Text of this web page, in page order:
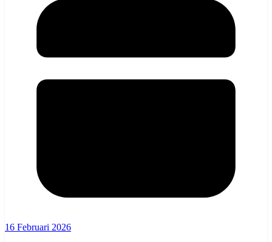
16 Februari 2026